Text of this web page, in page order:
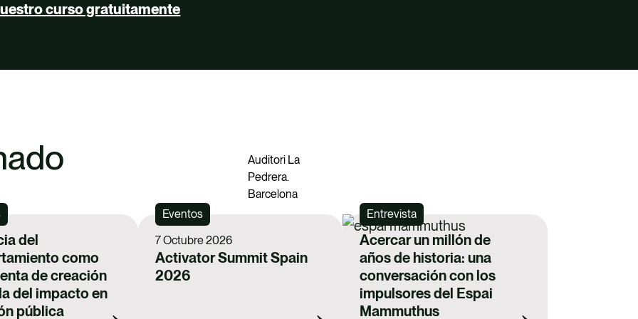
curso gratuitamente
Essentials
Essentials
Activator
Literacy
del
como
de creación
del impacto en
pública
Eventos
Auditori La
Pedrera.
Barcelona
7 Octubre 2026
Activator Summit Spain
2026
Entrevista
Acercar un millón de
años de historia: una
conversación con los
impulsores del Espai
Mammuthus